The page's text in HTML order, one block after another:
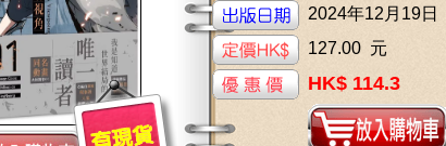
2024年12月19日
127.00 元
HK$ 114.3